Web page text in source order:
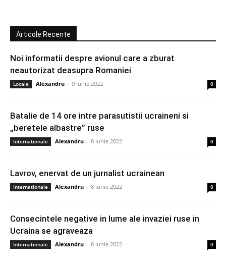
Articole Recente
Noi informatii despre avionul care a zburat
neautorizat deasupra Romaniei
Locale Alexandru - 9 iunie 2022 0
Batalie de 14 ore intre parasutistii ucraineni si
„beretele albastre” ruse
Internationale Alexandru - 8 iunie 2022 0
Lavrov, enervat de un jurnalist ucrainean
Internationale Alexandru - 8 iunie 2022 0
Consecintele negative in lume ale invaziei ruse in
Ucraina se agraveaza
Internationale Alexandru - 8 iunie 2022 0